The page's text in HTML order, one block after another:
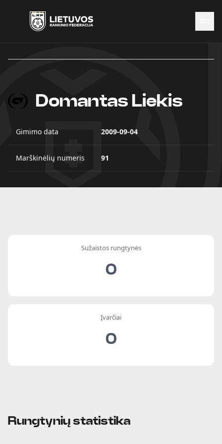
Naujienos
Čempionatai
KontaktaiDomantas Liekis
Gimimo data 2009-09-04
Marškinėlių numeris 91
Sužaistos rungtynės
0
Įvarčiai
0
Rungtynių statistika